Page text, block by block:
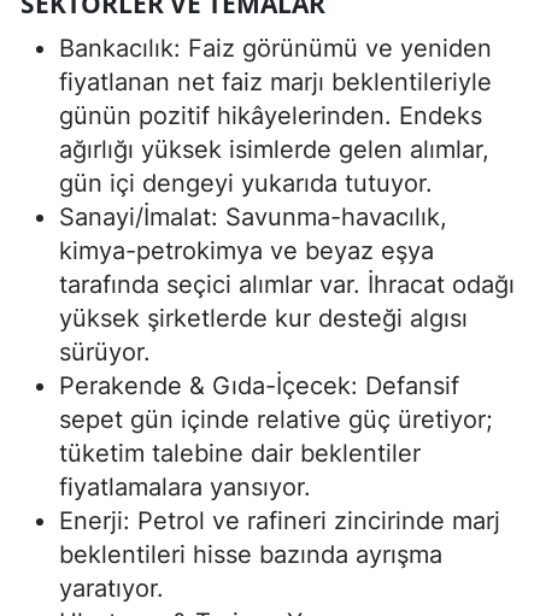
Bankacılık: Faiz görünümü ve yeniden
fiyatlanan net faiz marjı beklentileriyle
günün pozitif hikâyelerinden. Endeks
ağırlığı yüksek isimlerde gelen alımlar,
gün içi dengeyi yukarıda tutuyor.
Sanayi/İmalat: Savunma-havacılık,
kimya-petrokimya ve beyaz eşya
tarafında seçici alımlar var. İhracat odağı
yüksek şirketlerde kur desteği algısı
sürüyor.
Perakende & Gıda-İçecek: Defansif
sepet gün içinde relative güç üretiyor;
tüketim talebine dair beklentiler
fiyatlamalara yansıyor.
Enerji: Petrol ve rafineri zincirinde marj
beklentileri hisse bazında ayrışma
yaratıyor.